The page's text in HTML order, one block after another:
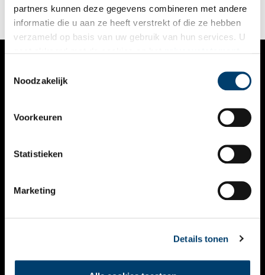
partners kunnen deze gegevens combineren met andere
informatie die u aan ze heeft verstrekt of die ze hebben
verzameld op basis van uw gebruik van hun services. U
Noodzakelijk
Voorkeuren
Statistieken
Marketing
Details tonen
VERHALEN
KALENDER
THEMA’S
VIDEO’S
CONTACT